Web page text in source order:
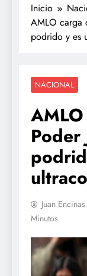
Inicio
AMLO carga
podrido y es
NACIONAL
Poder
Juan Encinas
Minutos